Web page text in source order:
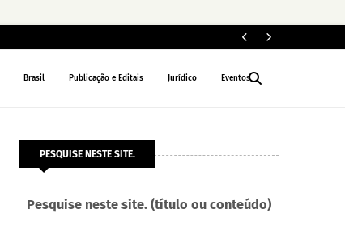
Brasil Publicação e Editais Jurídico Eventos
PESQUISE NESTE SITE.
Pesquise neste site. (título ou conteúdo)